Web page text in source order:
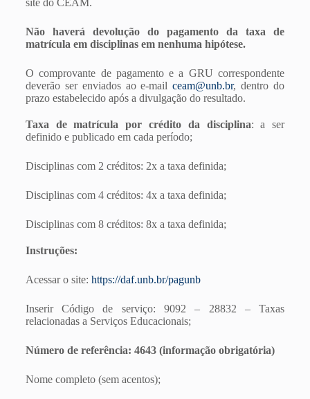
site do CEAM.
Não haverá devolução do pagamento da taxa de
matrícula em disciplinas em nenhuma hipótese.
O comprovante de pagamento e a GRU correspondente
deverão ser enviados ao e-mailceam@unb.br, dentro do
prazo estabelecido após a divulgação do resultado.
Taxa de matrícula por crédito da disciplina: a ser
definido e publicado em cada período;
Disciplinas com 2 créditos: 2x a taxa definida;
Disciplinas com 4 créditos: 4x a taxa definida;
Disciplinas com 8 créditos: 8x a taxa definida;
Instruções:
Acessar o site: https://daf.unb.br/pagunb
Inserir Código de serviço: 9092 – 28832 – Taxas
relacionadas a Serviços Educacionais;
Número de referência: 4643 (informação obrigatória)
Nome completo (sem acentos);